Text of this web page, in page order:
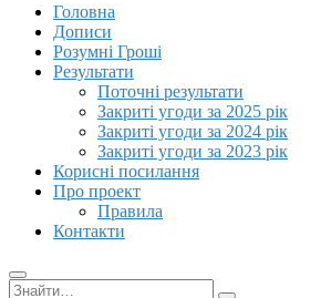
Головна
Дописи
Розумні Гроші
Результати
Поточні результати
Закриті угоди за 2025 рік
Закриті угоди за 2024 рік
Закриті угоди за 2023 рік
Корисні посилання
Про проект
Правила
Контакти
Пошук: